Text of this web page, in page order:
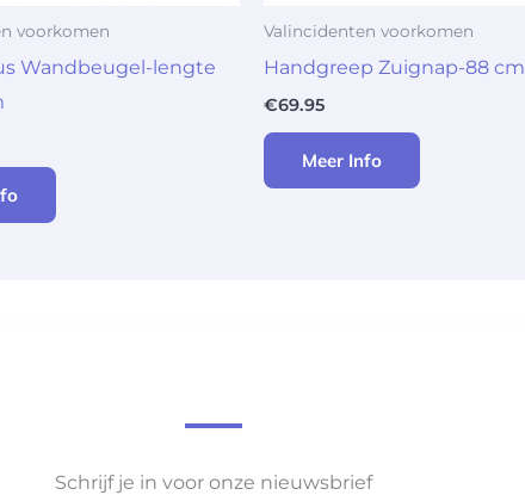
voorkomen
Wandbeugel-lengte
Valincidenten voorkomen
Handgreep Zuignap-88 cm
€69.95
Meer Info
Schrijf je in voor onze nieuwsbrief